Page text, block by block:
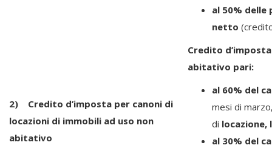
al 50%
netto
2) Credito d’imposta per canoni di
locazioni di immobili ad uso non
abitativo
Credito
abitativo pari:
al 60% del
mesi di
di locazione,
al 30% del